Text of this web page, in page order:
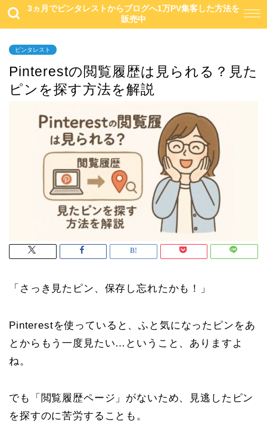
3ヵ月でピンタレストからブログへ1万PV集客した方法を
販売中
ピンタレスト
Pinterestの閲覧履歴は見られる？見た
ピンを探す方法を解説
「さっき見たピン、保存し忘れたかも！」
Pinterestを使っていると、ふと気になったピンをあ
とからもう一度見たい…ということ、ありますよ
ね。
でも「閲覧履歴ページ」がないため、見逃したピン
を探すのに苦労することも。